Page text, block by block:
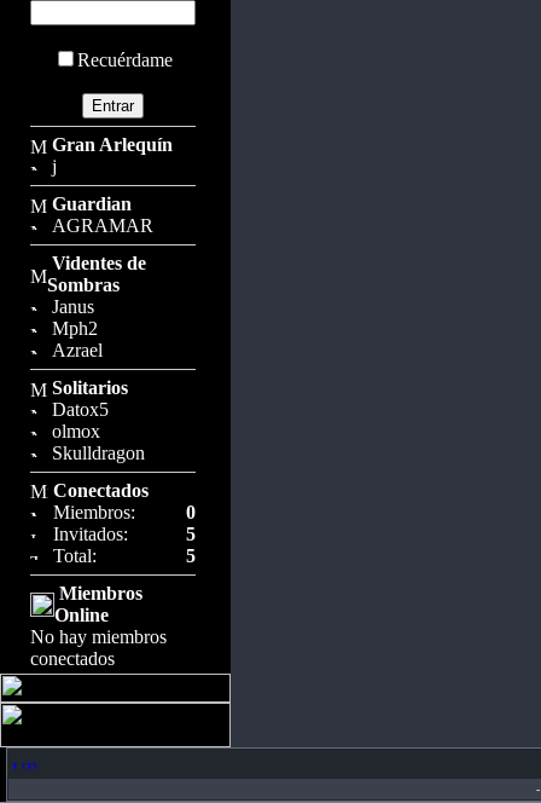
Recuérdame
Gran Arlequín
j
Guardian
AGRAMAR
Videntes de
Sombras
Janus
Mph2
Azrael
Solitarios
Datox5
olmox
Skulldragon
Conectados
Miembros:
0
Invitados:
5
Total:
5
Miembros
Online
No hay miembros
conectados